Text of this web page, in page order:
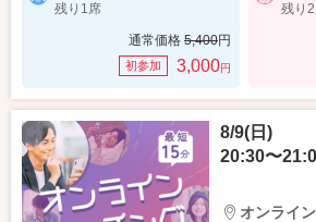
残り1席
通常価格 5,400円
初参加 3,000円
残り
8/9(日)
20:30〜
オンライン